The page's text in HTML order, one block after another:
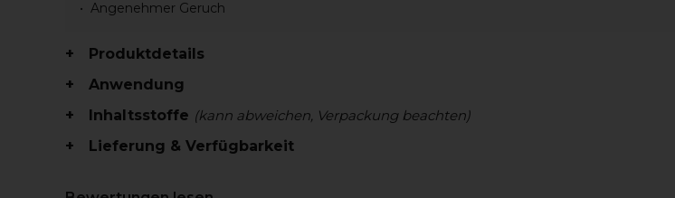
Angenehmer Geruch
Produktdetails
Anwendung
Inhaltsstoffe (kann abweichen, Verpackung beachten)
Lieferung & Verfügbarkeit